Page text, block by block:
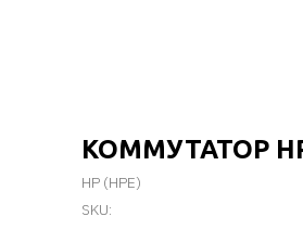
КОММУТАТОР
HP (HPE)
SKU: